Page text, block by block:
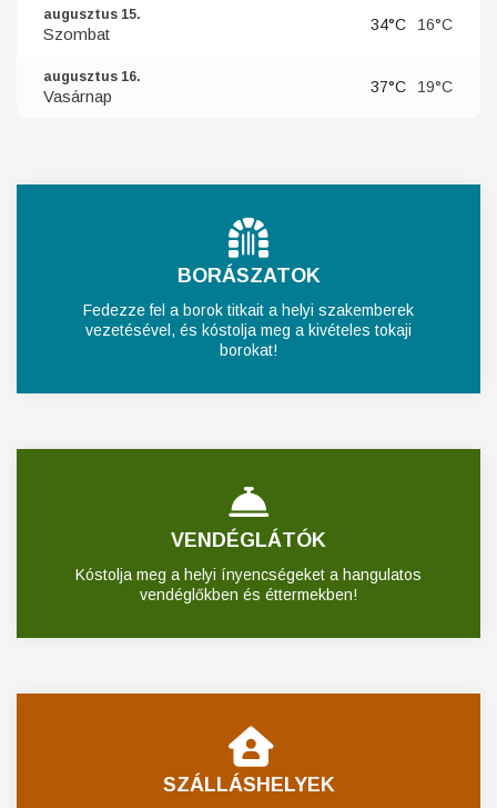
augusztus 15.
Szombat 34°C 16°C
augusztus 16.
Vasárnap 37°C 19°C
BORÁSZATOK
Fedezze fel a borok titkait a helyi szakemberek
vezetésével, és kóstolja meg a kivételes tokaji
borokat!
VENDÉGLÁTÓK
Kóstolja meg a helyi ínyencségeket a hangulatos
vendéglőkben és éttermekben!
SZÁLLÁSHELYEK